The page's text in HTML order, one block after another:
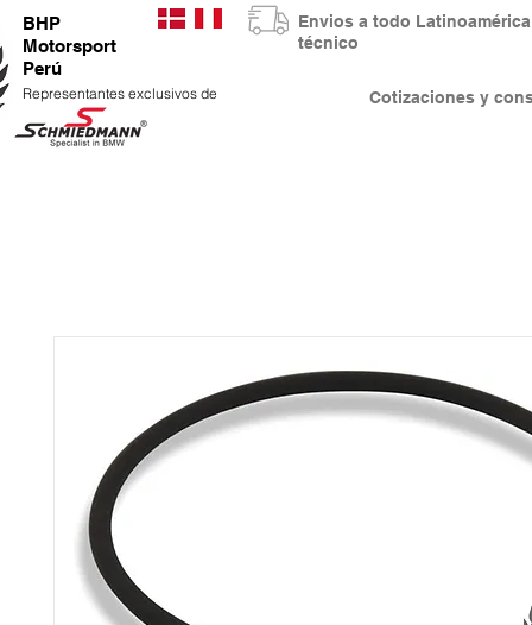
BHP
Motorsport
Perú
Representantes exclusivos de Cotizaciones y
Envios a todo
técnico